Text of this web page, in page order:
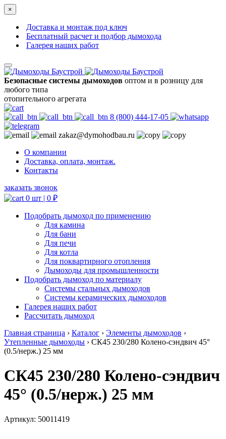
×
Доставка и монтаж под ключ
Бесплатный расчет и подбор дымохода
Галерея наших работ
Безопасные системы дымоходов оптом и в розницу для
любого типа
отопительного агрегата
8 (800) 444-17-05
zakaz@dymohodbau.ru
О компании
Доставка, оплата, монтаж.
Контакты
заказать звонок
0 шт | 0 ₽
Подобрать дымоход по применению
Для камина
Для бани
Для печи
Для котла
Для поквартирного отопления
Дымоходы для промышленности
Подобрать дымоход по материалу
Системы стальных дымоходов
Системы керамических дымоходов
Галерея наших работ
Рассчитать дымоход
Главная страница › Каталог › Элементы дымоходов ›
Утепленные дымоходы › СК45 230/280 Колено-сэндвич 45°
(0.5/нерж.) 25 мм
СК45 230/280 Колено-сэндвич
45° (0.5/нерж.) 25 мм
Артикул: 50011419